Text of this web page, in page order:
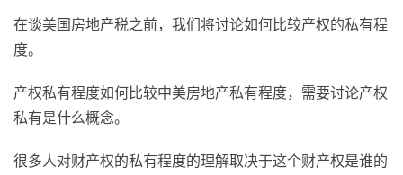
在谈美国房地产税之前，我们将讨论如何比较产权的私有程
度。
产权私有程度如何比较中美房地产私有程度，需要讨论产权
私有是什么概念。
很多人对财产权的私有程度的理解取决于这个财产权是谁的